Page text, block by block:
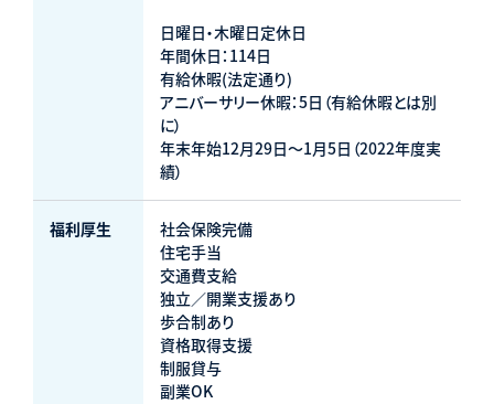
日曜日・木曜日定休日
年間休日：114日
有給休暇(法定通り)
アニバーサリー休暇：5日（有給休暇とは別
に）
年末年始12月29日～1月5日（2022年度実
績）
福利厚生
社会保険完備
住宅手当
交通費支給
独立／開業支援あり
歩合制あり
資格取得支援
制服貸与
副業OK